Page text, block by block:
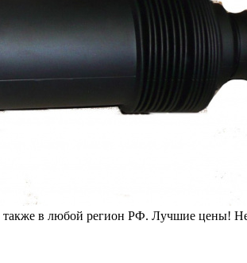
в любой регион РФ. Лучшие цены!